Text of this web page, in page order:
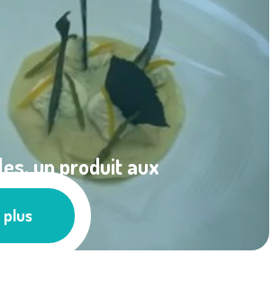
un produit aux
documentaires
plus